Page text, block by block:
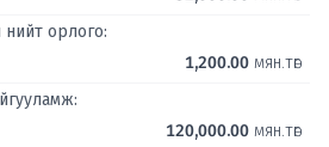
орлого:
1,200.00 мян.төг
120,000.00 мян.төг